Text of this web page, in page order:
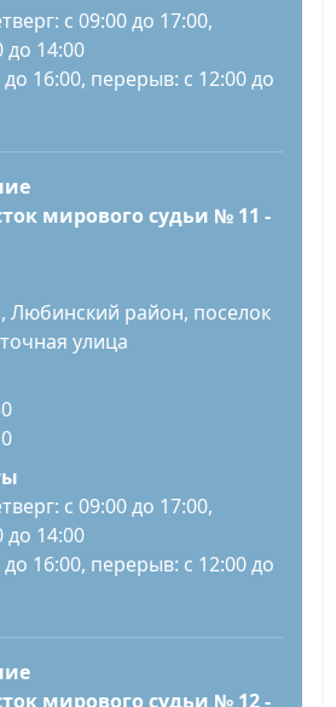
с 09:00 до 17:00,
до 14:00
16:00, перерыв: с 12:00 до
мирового судьи № 11 -
Любинский район, поселок
улица
с 09:00 до 17:00,
до 14:00
16:00, перерыв: с 12:00 до
мирового судьи № 12 -